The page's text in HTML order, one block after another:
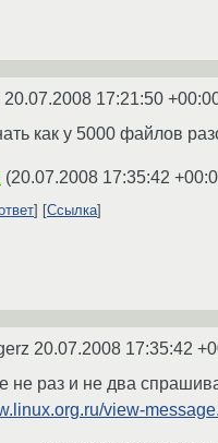
20.07.2008 17:21:50
как у 5000 файлов
(20.07.2008 17:35:42
Ссылка
20.07.2008 17:35:42
не раз и не два
view-